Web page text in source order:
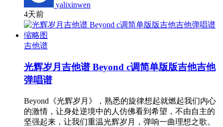
yalixinwen
4天前
吉他谱
光辉岁月吉他谱 Beyond c调简单版版吉他吉他
弹唱谱
Beyond《光辉岁月》，熟悉的旋律想起就燃起我们内心
的激情，让身处逆境中的人仿佛看到希望，不由自主的
坚强起来，让我们重温光辉岁月，弹响一曲理想之歌。